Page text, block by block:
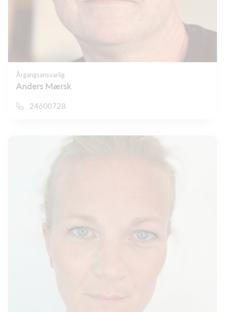
Årgangsansvarlig
Anders Mærsk
24600728